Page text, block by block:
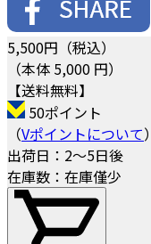
5,500円（税込）
（本体 5,000 円）
【送料無料】
50ポイント
（Vポイントについて）
出荷日：2～5日後
在庫数：在庫僅少